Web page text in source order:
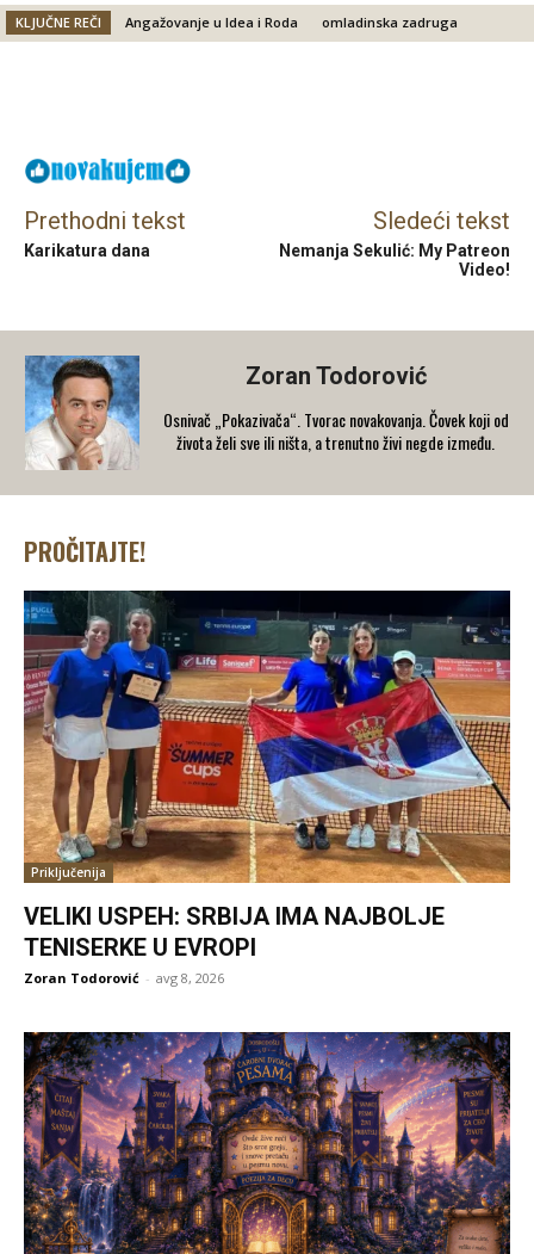
KLJUČNE REČI Angažovanje u Idea i Roda omladinska zadruga
Prethodni tekst
Karikatura dana
Sledeći tekst
Nemanja Sekulić: My Patreon
Video!
Zoran Todorović
Osnivač „Pokazivača“. Tvorac novakovanja. Čovek koji od
života želi sve ili ništa, a trenutno živi negde između.
PROČITAJTE!
Priključenija
VELIKI USPEH: SRBIJA IMA NAJBOLJE
TENISERKE U EVROPI
Zoran Todorović - avg 8, 2026